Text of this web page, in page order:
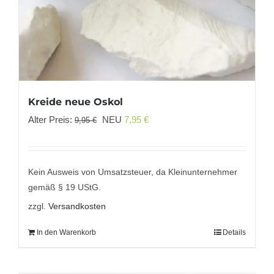
Kreide neue Oskol
Alter Preis: 9,95€
Ursprünglicher
9,95 €
NEU 7,95 €Aktueller
7,95 €.
Kein Ausweis von Umsatzsteuer, da Kleinunternehmer
gemäß § 19 UStG.
zzgl. Versandkosten
In den Warenkorb Details